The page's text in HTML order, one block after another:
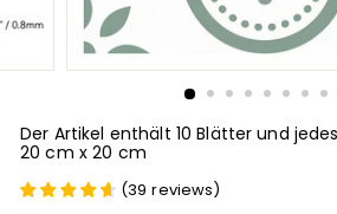
Der Artikel enthält 10 Blätter und
20 cm x 20 cm
(39 reviews)